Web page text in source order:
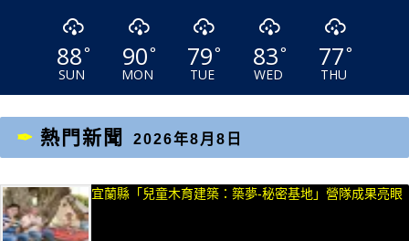
88°
SUN
90°
MON
79°
TUE
83°
WED
77°
THU
熱門新聞 2026年8月8日
宜蘭縣「兒童木育建築：築夢-秘密基地」營隊成果亮眼